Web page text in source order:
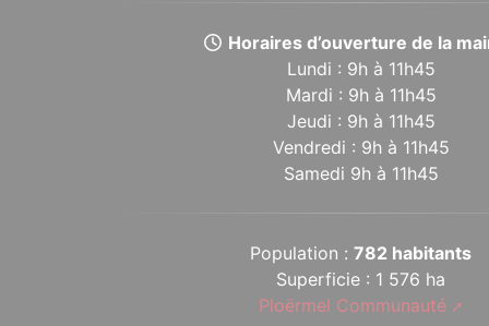
Horaires d’ouverture de la
Lundi : 9h à 11h45
Mardi : 9h à 11h45
Jeudi : 9h à 11h45
Vendredi : 9h à 11h45
Samedi 9h à 11h45
Population :782 habitants
Superficie : 1 576 ha
Ploërmel Communauté